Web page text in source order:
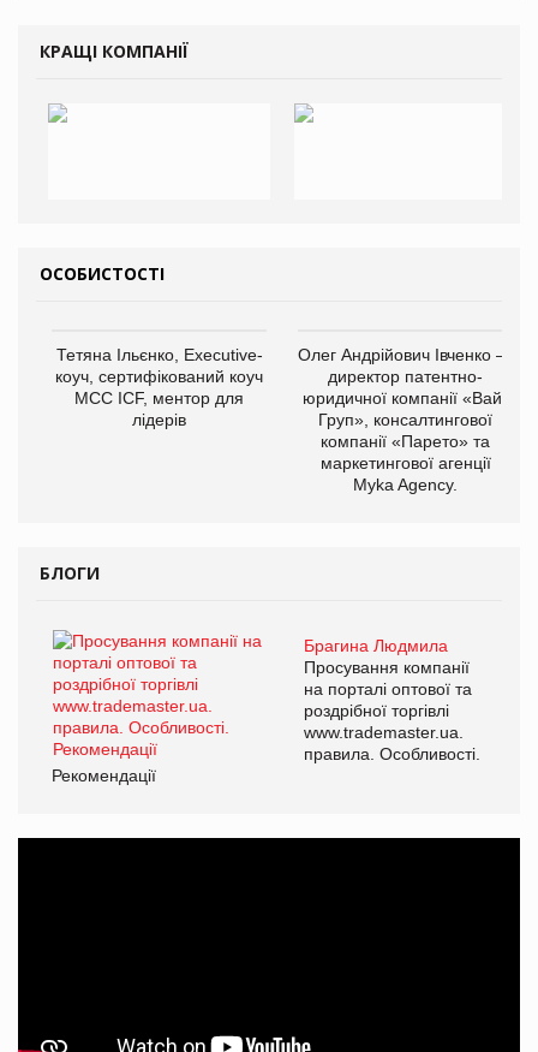
КРАЩІ КОМПАНІЇ
ОСОБИСТОСТІ
Тетяна Ільєнко, Executive-
коуч, сертифікований коуч
МСС ICF, ментор для
лідерів
Олег Андрійович Івченко —
директор патентно-
юридичної компанії «Вайз
Груп», консалтингової
компанії «Парето» та
маркетингової агенції
Myka Agency.
БЛОГИ
Брагина Людмила
Просування компанії
на порталі оптової та
роздрібної торгівлі
www.trademaster.ua.
правила. Особливості.
Рекомендації